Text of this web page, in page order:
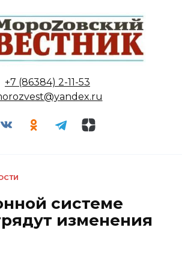
+7 (86384) 2-11-53
системе
изменения